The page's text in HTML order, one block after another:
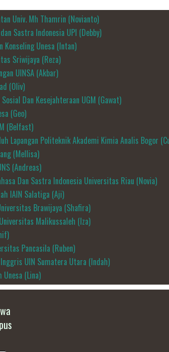
Univ. Mh Thamrin (Novianto)
Sastra Indonesia UPI (Debby)
Konseling Unesa (Intan)
Sriwijaya (Reza)
UINSA (Akbar)
(Oliv)
Sosial Dan Kesejahteraan UGM (Gawat)
(Geo)
(Belfast)
Lapangan Politeknik Akademi Kimia Analis Bogor
(Mellisa)
(Andreas)
Dan Sastra Indonesia Universitas Riau (Novia)
IAIN Salatiga (Aji)
Brawijaya (Shafira)
Malikussaleh (Iza)
Pancasila (Ruben)
Inggris UIN Sumatera Utara (Indah)
Unesa (Lina)